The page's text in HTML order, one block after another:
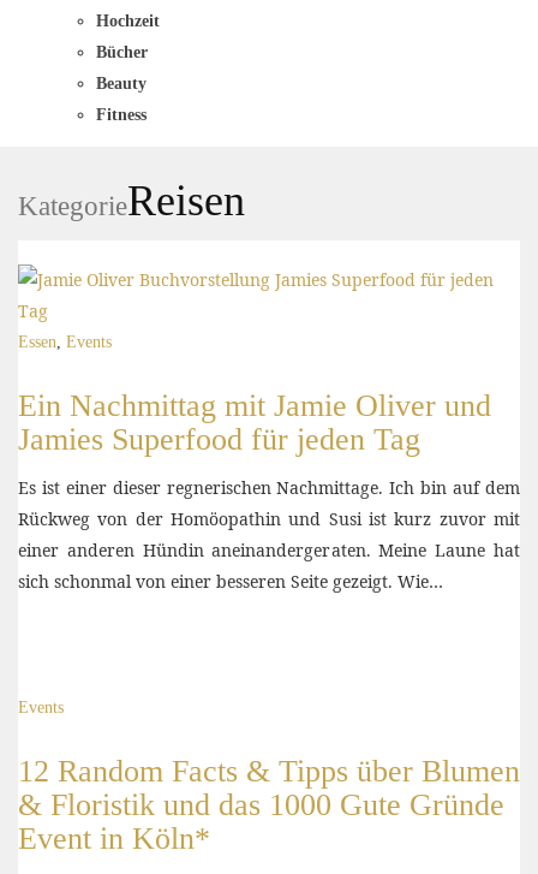
Hochzeit
Bücher
Beauty
Fitness
KategorieReisen
Essen, Events
Ein Nachmittag mit Jamie Oliver und
Jamies Superfood für jeden Tag
Es ist einer dieser regnerischen Nachmittage. Ich bin auf dem
Rückweg von der Homöopathin und Susi ist kurz zuvor mit
einer anderen Hündin aneinandergeraten. Meine Laune hat
sich schonmal von einer besseren Seite gezeigt. Wie…
Events
12 Random Facts & Tipps über Blumen
& Floristik und das 1000 Gute Gründe
Event in Köln*